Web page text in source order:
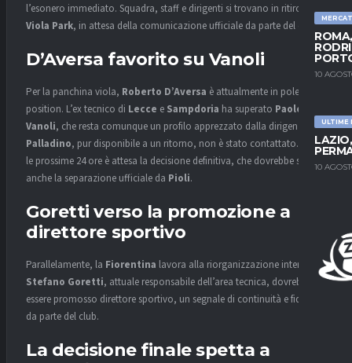
10
ULTIME
10
l’esonero immediato. Squadra, staff e dirigenti si trovano in ritiro al
Viola Park, in attesa della comunicazione ufficiale da parte del club.
D’Aversa favorito su Vanoli
Per la panchina viola, Roberto D’Aversa è attualmente in pole
position. L’ex tecnico di Lecce e Sampdoria ha superato Paolo
Vanoli, che resta comunque un profilo apprezzato dalla dirigenza.
Palladino, pur disponibile a un ritorno, non è stato contattato. Entro
le prossime 24 ore è attesa la decisione definitiva, che dovrebbe sancire
anche la separazione ufficiale da Pioli.
Goretti verso la promozione a
direttore sportivo
Parallelamente, la Fiorentina lavora alla riorganizzazione interna.
Stefano Goretti, attuale responsabile dell’area tecnica, dovrebbe
essere promosso direttore sportivo, un segnale di continuità e fiducia
da parte del club.
La decisione finale spetta a